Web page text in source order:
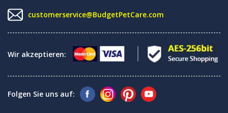
customerservice@BudgetPetCare.com
Wir akzeptieren:
Folgen Sie uns auf: